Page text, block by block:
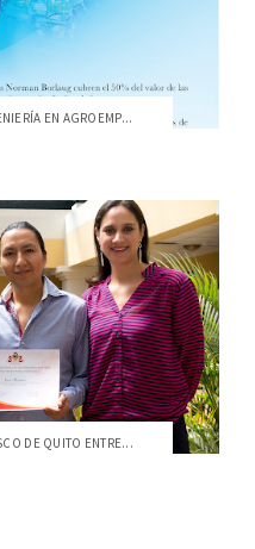
EN AGROEMP...
DE QUITO ENTRE...